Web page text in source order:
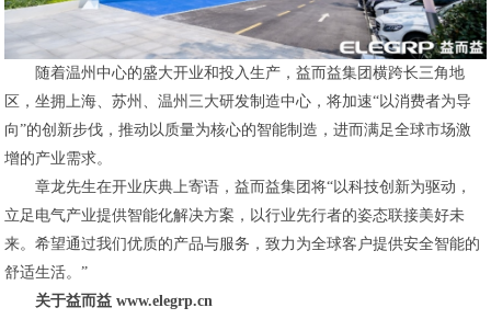
随着温州中心的盛大开业和投入生产，益而益集团横跨长三角地
区，坐拥上海、苏州、温州三大研发制造中心，将加速“以消费者为导
向”的创新步伐，推动以质量为核心的智能制造，进而满足全球市场激
增的产业需求。
章龙先生在开业庆典上寄语，益而益集团将“以科技创新为驱动，
立足电气产业提供智能化解决方案，以行业先行者的姿态联接美好未
来。希望通过我们优质的产品与服务，致力为全球客户提供安全智能的
舒适生活。”
关于益而益 www.elegrp.cn